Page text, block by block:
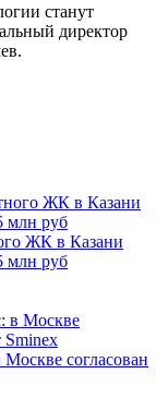
станут
директор
ЖК в Казани
млн руб
согласован